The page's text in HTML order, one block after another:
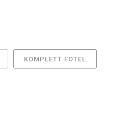
KOMPLETT FOTEL